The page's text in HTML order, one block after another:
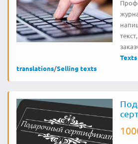
Texts
translations/Selling texts